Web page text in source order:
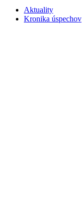
Aktuality
Kronika úspechov